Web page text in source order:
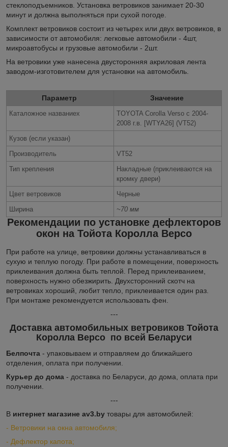
стеклоподъемников. Установка ветровиков занимает 20-30
минут и должна выполняться при сухой погоде.
Комплект ветровиков состоит из четырех или двух ветровиков, в
зависимости от автомобиля: легковые автомобили - 4шт,
микроавтобусы и грузовые автомобили - 2шт.
На ветровики уже нанесена двусторонняя акриловая лента
заводом-изготовителем для установки на автомобиль.
Параметр Значение
Каталожное названиеx
TOYOTA Corolla Verso c 2004-
2008 г.в. [WTYA26] (VT52)
Кузов (если указан)
Производитель
VT52
Тип крепления
Накладные (приклеиваются на
кромку двери)
Цвет ветровиков
Черные
Ширина
~70 мм
Рекомендации по установке дефлекторов
окон на Тойота Королла Версо
При работе на улице, ветровики должны устанавливаться в
сухую и теплую погоду. При работе в помещении, поверхность
приклеивания должна быть теплой. Перед приклеиванием,
поверхность нужно обезжирить. Двухсторонний скотч на
ветровиках хороший, любит тепло, приклеивается один раз.
При монтаже рекомендуется использовать фен.
---
Доставка автомобильных ветровиков Тойота
Королла Версо по всей Беларуси
Белпочта - упаковываем и отправляем до ближайшего
отделения, оплата при получении.
Курьер до дома - доставка по Беларуси, до дома, оплата при
получении.
---
В интернет магазине av3.by товары для автомобилей:
- Ветровики на окна автомобиля;
- Дефлектор капота;